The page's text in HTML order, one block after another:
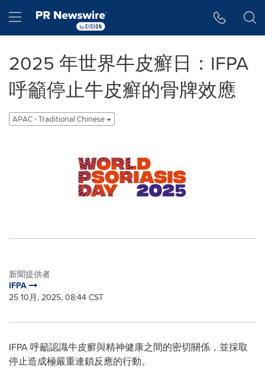
Hamburger menu
2025 年世界牛皮癬日：IFPA
呼籲停止牛皮癬的骨牌效應
APAC - Traditional Chinese
新聞提供者
IFPA
25 10月, 2025, 08:44 CST
IFPA 呼籲認識牛皮癬與精神健康之間的密切關係，並採取
停止造成極嚴重連鎖反應的行動。